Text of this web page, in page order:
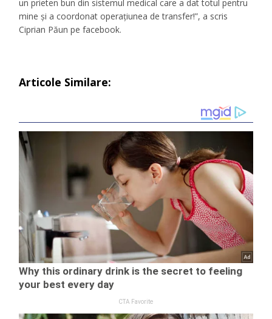
un prieten bun din sistemul medical care a dat totul pentru
mine și a coordonat operațiunea de transfer!”, a scris
Ciprian Păun pe facebook.
Articole Similare: